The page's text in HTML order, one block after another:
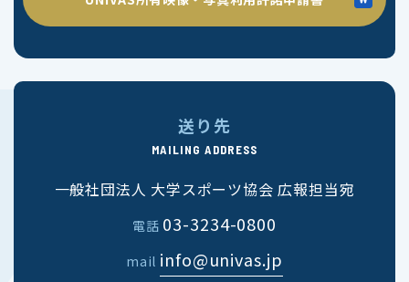
送り先
MAILING ADDRESS
一般社団法人 大学スポーツ協会 広報担当宛
電話 03-3234-0800
mail info@univas.jp